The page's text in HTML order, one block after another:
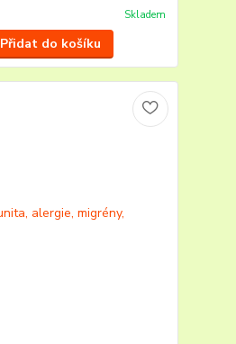
Skladem
Přidat do košíku